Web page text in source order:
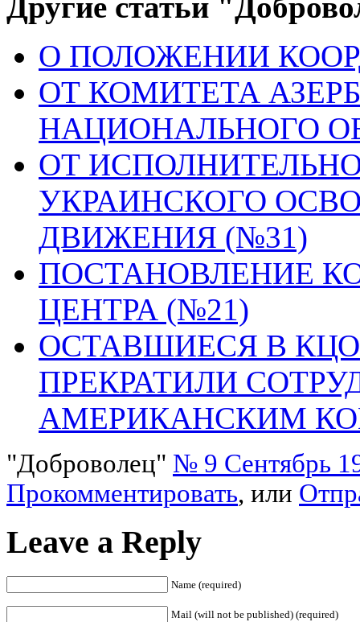
О ПОЛОЖЕНИИ
ОТ КОМИТЕТА
НАЦИОНАЛЬНОГО
ОТ
УКРАИНСКОГО
ДВИЖЕНИЯ (№31)
ПОСТАНОВЛЕНИЕ
ЦЕНТРА (№21)
ОСТАВШИЕСЯ В
ПРЕКРАТИЛИ
АМЕРИКАНСКИМ
"Доброволец" № 9 Сентябрь
Прокомментировать, или
Leave a Reply
Name (required)
Mail (will not be published) (required)